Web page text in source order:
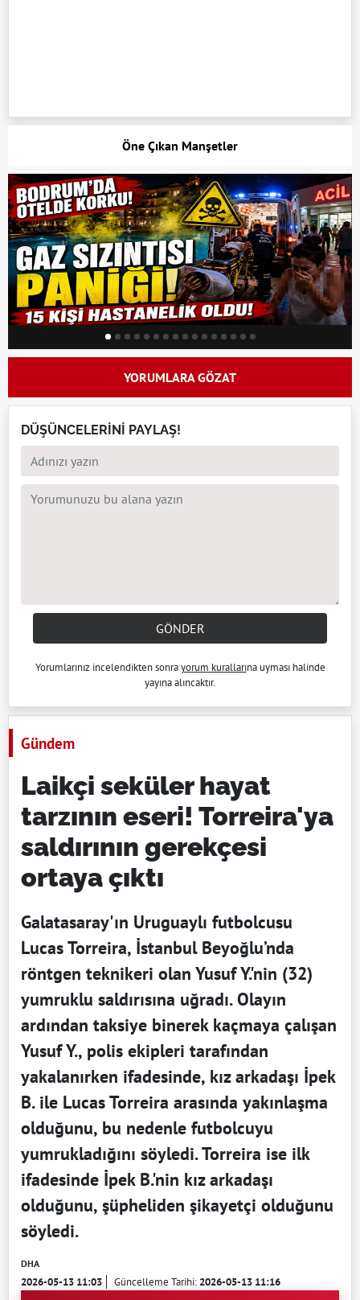
Öne Çıkan Manşetler
YORUMLARA GÖZAT
DÜŞÜNCELERİNİ PAYLAŞ!
GÖNDER
Yorumlarınız incelendikten sonrayorum kurallarına uyması halinde
yayına alıncaktır.
Gündem
Laikçi seküler hayat
tarzının eseri! Torreira'ya
saldırının gerekçesi
ortaya çıktı
Galatasaray'ın Uruguaylı futbolcusu
Lucas Torreira, İstanbul Beyoğlu’nda
röntgen teknikeri olan Yusuf Y.'nin (32)
yumruklu saldırısına uğradı. Olayın
ardından taksiye binerek kaçmaya çalışan
Yusuf Y., polis ekipleri tarafından
yakalanırken ifadesinde, kız arkadaşı İpek
B. ile Lucas Torreira arasında yakınlaşma
olduğunu, bu nedenle futbolcuyu
yumrukladığını söyledi. Torreira ise ilk
ifadesinde İpek B.'nin kız arkadaşı
olduğunu, şüpheliden şikayetçi olduğunu
söyledi.
DHA
2026-05-13 11:03 Güncelleme Tarihi:2026-05-13 11:16